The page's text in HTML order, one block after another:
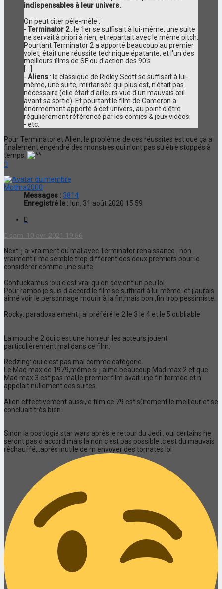
indispensables à leur univers.
On peut citer pêle-mêle :
- Terminator 2: le 1er se suffisait à lui-même, une suite
ne servait à priori à rien, et repartait avec le même pitch.
Pourtant Terminator 2 a apporté beaucoup au premier
volet, était une réussite technique épatante, et l'un des
meilleurs films de SF ou d'action des 90's
[...]
- Aliens : le classique de Ridley Scott se suffisait à lui-
même, une suite, militarisée qui plus est, n'était pas
nécessaire (elle était d'ailleurs vue d'un mauvais œil
avant sa sortie). Et pourtant le film de Cameron a
énormément apporté à cet univers, au point d'être
régulièrement référencé par les comics & jeux vidéos.
- etc.
Pour Terminator et Alien, le problème de ces réussites est que ça a
finalement engendré des monstres qui n'ont pas su être stoppés à
temps.
Mothra2000
Messages : 3814
Enregistré le : lun. 31 août 2020 15:59
sam. 10 avr. 2021 19:56
Next: j ai vraiment du mal avec Terminator renaissance...non
vraiment il me semble trop différent des deux premiers pour le
considérer comme une suite.
Confuckamus :oui c'est vrai qu on devient un peu lol
Pour rambo je suis d accord le film se suffirait à lui même..et j aurais
aimé voir le personnage mourir à la fin.mais bon ,fin trop pessimiste.
Rocky: paradoxalement j ai préféré le 2.le 3 le 4 et le 5 oubliable
La mouche 2 oui c est une horreur..les acteurs jouent
particulièrement mal dans ce film.
Redzing: oui c est pas mal comme catégorie
Le Mad max de 1979,même si j aime beaucoup Mad max 2 et que
Mad max 3 est pas mal,le premier film avait une fin fermée et n
appelait nullement des suites.
Alien effectivement aussi,le film de 79 est sûrement le meilleur et se
concluait très bien
Sinon la postlogie star wars après le retour du Jedi.. oui certains ne
seront pas d accord.mais la non c est pas possible..c est du mauvais
réchauffé...après inutile de m envoyer des tomates lol